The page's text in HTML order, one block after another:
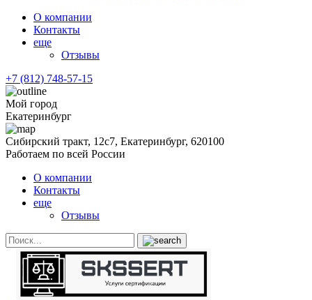
О компании
Контакты
еще
Отзывы
+7 (812) 748-57-15
Мой город
Екатеринбург
Сибирский тракт, 12с7, Екатеринбург, 620100
Работаем по всей России
О компании
Контакты
еще
Отзывы